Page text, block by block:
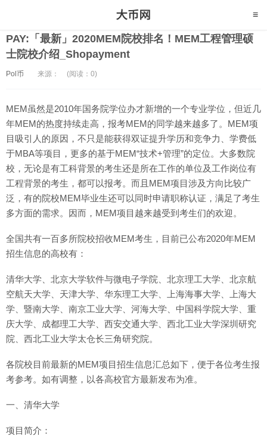
PAY:「最新」2020MEM院校排名！MEM工程管理硕
士院校介绍_Shopayment
Pol币 来源： (阅读：0)
MEM虽然是2010年国务院学位办才新增的一个专业学位，但近几
年MEM的热度持续走高，报考MEM的同学越来越多了。MEM项
目吸引人的原因，不只是能获得双证提升学历和竞争力、学费低
于MBA等项目，更多的基于MEM“技术+管理”的定位。大多数院
校，无论是有工科背景的考生还是所在工作的单位及工作岗位有
工程背景的考生，都可以报考。而且MEM项目涉及方向比较广
泛，有的院校MEM毕业生还可以同时申请职称认证，满足了考生
多方面的需求。因而，MEM项目越来越受到考生们的欢迎。
全国共有一百多所院校招收MEM考生，目前已公布2020年MEM
招生信息的高校有：
清华大学、北京大学软件与微电子学院、北京理工大学、北京航
空航天大学、天津大学、华东理工大学、上海海事大学、上海大
学、暨南大学、南京工业大学、河海大学、中国科学院大学、重
庆大学、成都理工大学、西安交通大学、西北工业大学深圳研究
院、西北工业大学太仓长三角研究院。
各院校目前最新的MEM项目招生信息汇总如下，便于各位考生报
考参考。如有调整，以各高校官方最新发布为准。
一、清华大学
项目简介：